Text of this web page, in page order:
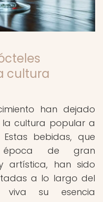
cultura
han dejado
cultura popular a
bebidas, que
de gran
artística, han sido
a lo largo del
viva su esencia